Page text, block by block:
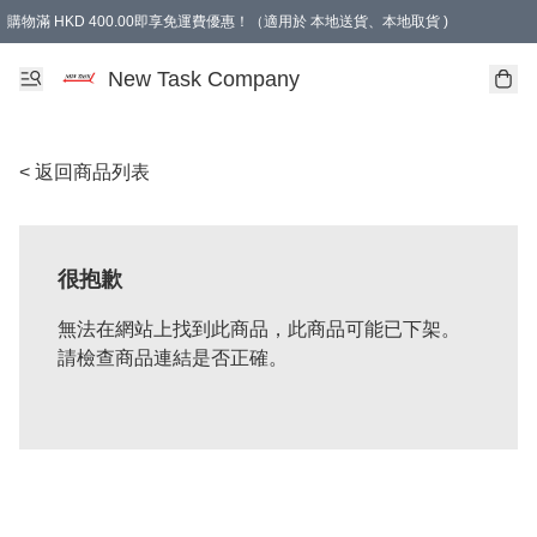
購物滿 HKD 400.00即享免運費優惠！（適用於 本地送貨、本地取貨 )
New Task Company
< 返回商品列表
很抱歉
無法在網站上找到此商品，此商品可能已下架。
請檢查商品連結是否正確。